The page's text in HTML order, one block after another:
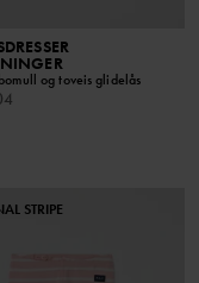
og toveis glidelås
STRIPE